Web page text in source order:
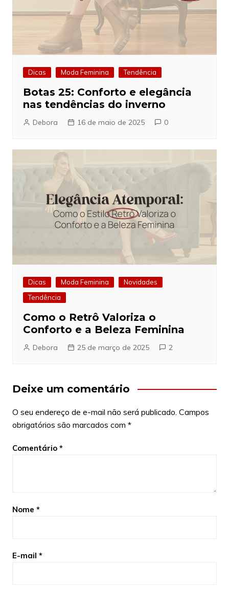
Dicas Moda Feminina Tendência
Botas 25: Conforto e elegância
nas tendências do inverno
Debora 16 de maio de 2025 0
Dicas Moda Feminina
Novidades
Tendência
Como o Retrô Valoriza o
Conforto e a Beleza Feminina
Debora 25 de março de 2025 2
Deixe um comentário
O seu endereço de e-mail não será publicado. Campos
obrigatórios são marcados com *
Comentário *
Nome *
E-mail *